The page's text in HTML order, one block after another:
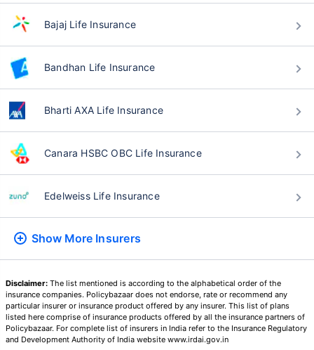
Bajaj Life Insurance
Bandhan Life Insurance
Bharti AXA Life Insurance
Canara HSBC OBC Life Insurance
Edelweiss Life Insurance
Show More Insurers
Disclaimer: The list mentioned is according to the alphabetical order of the
insurance companies. Policybazaar does not endorse, rate or recommend any
particular insurer or insurance product offered by any insurer. This list of plans
listed here comprise of insurance products offered by all the insurance partners of
Policybazaar. For complete list of insurers in India refer to the Insurance Regulatory
and Development Authority of India website www.irdai.gov.in
₹ 434/నెల*
*₹434/నెల 1 కోటి టర్మ్ లైఫ్ ఇన్సూరెన్స్‌కు ప్రారంభ ధర — పొగాకు తాగని, ముందే ఉన్న
లైఫ్ ఇన్సూరెన్స్‌కు ప్రారంభ ధర — పొగాకు తాగని, ముందే ఉన్న వ్యాధులు లేని వ్యక్తికి, 46
సంవత్సరాల వయసు వరకు కవరేజ్. . *₹1,376/నెల 1 కోటి టర్మ్ లైఫ్ ఇన్సూరెన్స్‌కు ప్రారంభ
ధర — పొగాకు తాగని, ముందే ఉన్న వ్యాధులు లేని వ్యక్తికి, 56 సంవత్సరాల వయసు వరకు
కవరేజ్.